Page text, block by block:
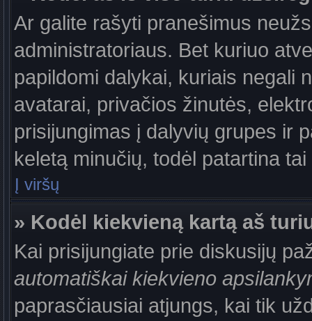
Ar galite rašyti pranešimus
administratoriaus. Bet kuriuo
papildomi dalykai, kuriais negali
avatarai, privačios žinutės,
prisijungimas į dalyvių grupes ir
keletą minučių, todėl patartina
Į viršų
» Kodėl kiekvieną kartą aš
Kai prisijungiate prie diskusijų
automatiškai kiekvieno
paprasčiausiai atjungs, kai tik